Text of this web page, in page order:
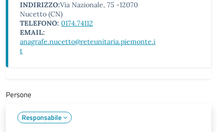
INDIRIZZO:Via Nazionale, 75 -12070
Nucetto (CN)
TELEFONO: 0174.74112
EMAIL:
anagrafe.nucetto@reteunitaria.piemonte.i
t
Persone
Responsabile